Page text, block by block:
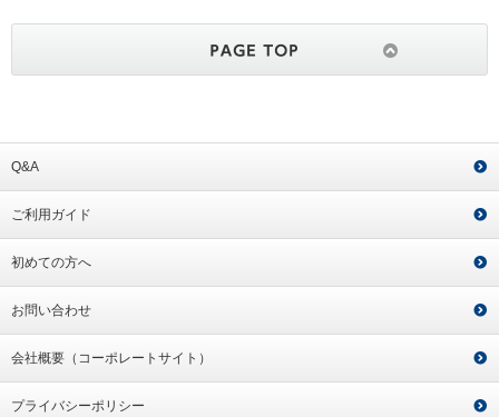
Q&A
ご利用ガイド
初めての方へ
お問い合わせ
会社概要（コーポレートサイト）
プライバシーポリシー